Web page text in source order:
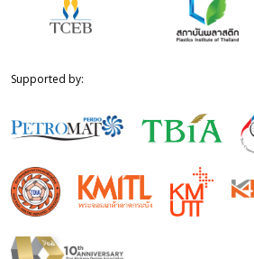
Supported by: